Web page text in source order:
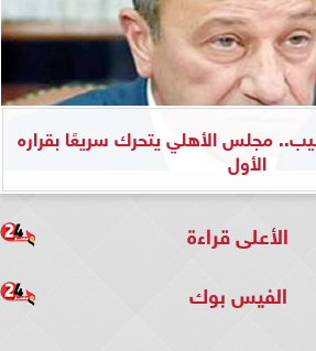
مجلس الأهلي يتحرك سريعًا بقراره
الأول
الأعلى قراءة
الفيس بوك